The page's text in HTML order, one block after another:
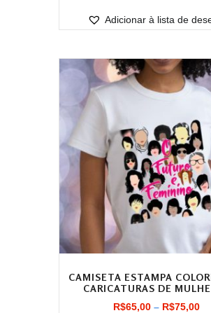
Adicionar à lista de
CAMISETA ESTAMPA
CARICATURAS DE
R$65,00 – R$75,00